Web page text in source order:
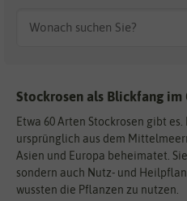
Stockrosen als Blickfang im
Etwa 60 Arten Stockrosen gibt
ursprünglich aus dem
Asien und Europa beheimatet.
sondern auch Nutz- und
wussten die Pflanzen zu nutzen.